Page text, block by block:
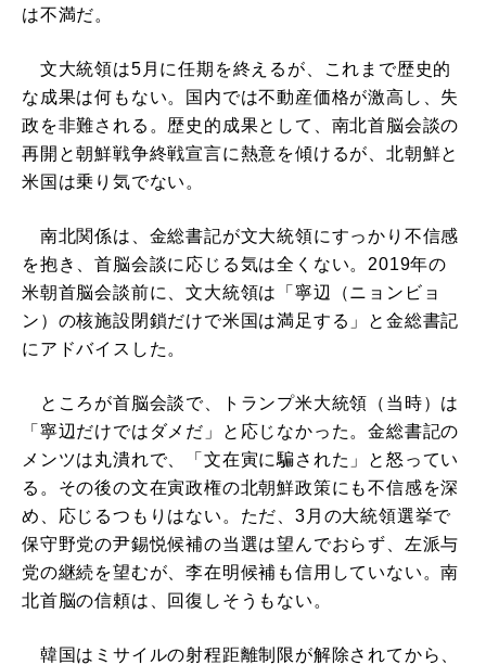
は不満だ。
文大統領は5月に任期を終えるが、これまで歴史的
な成果は何もない。国内では不動産価格が激高し、失
政を非難される。歴史的成果として、南北首脳会談の
再開と朝鮮戦争終戦宣言に熱意を傾けるが、北朝鮮と
米国は乗り気でない。
南北関係は、金総書記が文大統領にすっかり不信感
を抱き、首脳会談に応じる気は全くない。2019年の
米朝首脳会談前に、文大統領は「寧辺（ニョンビョ
ン）の核施設閉鎖だけで米国は満足する」と金総書記
にアドバイスした。
ところが首脳会談で、トランプ米大統領（当時）は
「寧辺だけではダメだ」と応じなかった。金総書記の
メンツは丸潰れで、「文在寅に騙された」と怒ってい
る。その後の文在寅政権の北朝鮮政策にも不信感を深
め、応じるつもりはない。ただ、3月の大統領選挙で
保守野党の尹錫悦候補の当選は望んでおらず、左派与
党の継続を望むが、李在明候補も信用していない。南
北首脳の信頼は、回復しそうもない。
韓国はミサイルの射程距離制限が解除されてから、